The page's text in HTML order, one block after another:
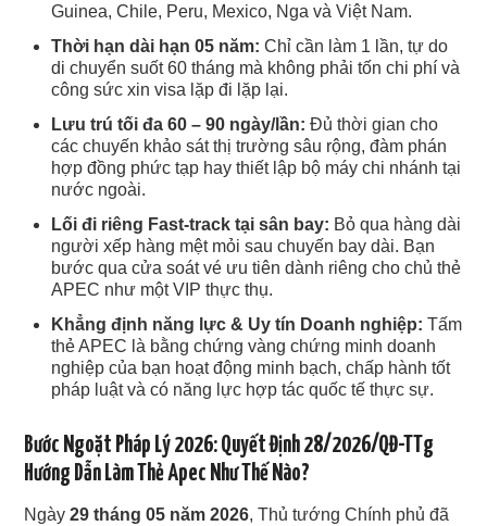
Guinea, Chile, Peru, Mexico, Nga và Việt Nam.
Thời hạn dài hạn 05 năm: Chỉ cần làm 1 lần, tự do
di chuyển suốt 60 tháng mà không phải tốn chi phí và
công sức xin visa lặp đi lặp lại.
Lưu trú tối đa 60 – 90 ngày/lần: Đủ thời gian cho
các chuyến khảo sát thị trường sâu rộng, đàm phán
hợp đồng phức tạp hay thiết lập bộ máy chi nhánh tại
nước ngoài.
Lối đi riêng Fast-track tại sân bay: Bỏ qua hàng dài
người xếp hàng mệt mỏi sau chuyến bay dài. Bạn
bước qua cửa soát vé ưu tiên dành riêng cho chủ thẻ
APEC như một VIP thực thụ.
Khẳng định năng lực & Uy tín Doanh nghiệp: Tấm
thẻ APEC là bằng chứng vàng chứng minh doanh
nghiệp của bạn hoạt động minh bạch, chấp hành tốt
pháp luật và có năng lực hợp tác quốc tế thực sự.
Bước Ngoặt Pháp Lý 2026: Quyết Định 28/2026/QĐ-TTg
Hướng Dẫn Làm Thẻ Apec Như Thế Nào?
Ngày29 tháng 05 năm 2026, Thủ tướng Chính phủ đã